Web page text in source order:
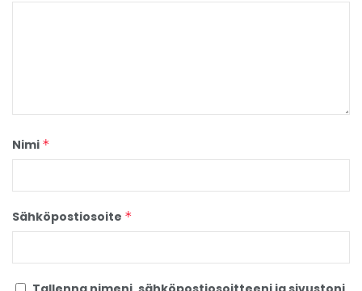
Nimi *
Sähköpostiosoite *